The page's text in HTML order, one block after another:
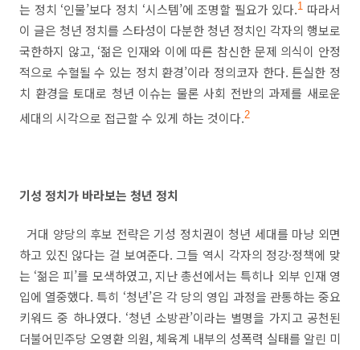
는 정치 ‘인물’보다 정치 ‘시스템’에 조명할 필요가 있다.1 따라서
이 글은 청년 정치를 스타성이 다분한 청년 정치인 각자의 행보로
국한하지 않고, ‘젊은 인재와 이에 따른 참신한 문제 의식이 안정
적으로 수혈될 수 있는 정치 환경’이라 정의코자 한다.튼실한 정
치 환경을 토대로 청년 이슈는 물론 사회 전반의 과제를 새로운
세대의 시각으로 접근할 수 있게 하는 것이다.2
기성 정치가 바라보는 청년 정치
거대 양당의 후보 전략은 기성 정치권이 청년 세대를 마냥 외면
하고 있진 않다는 걸 보여준다.그들 역시 각자의 정강·정책에 맞
는 ‘젊은 피’를 모색하였고,지난 총선에서는 특히나 외부 인재 영
입에 열중했다.특히 ‘청년’은 각 당의 영입 과정을 관통하는 중요
키워드 중 하나였다. ‘청년 소방관’이라는 별명을 가지고 공천된
더불어민주당 오영환 의원, 체육계 내부의 성폭력 실태를 알린 미